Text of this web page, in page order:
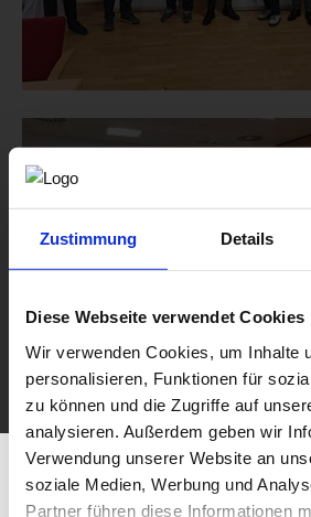
Zustimmung Details
Diese Webseite verwendet Cookies
Wir verwenden Cookies, um Inhalte
personalisieren, Funktionen für
zu können und die Zugriffe auf
analysieren. Außerdem geben wir
Verwendung unserer Website an
soziale Medien, Werbung und
Partner führen diese Informationen